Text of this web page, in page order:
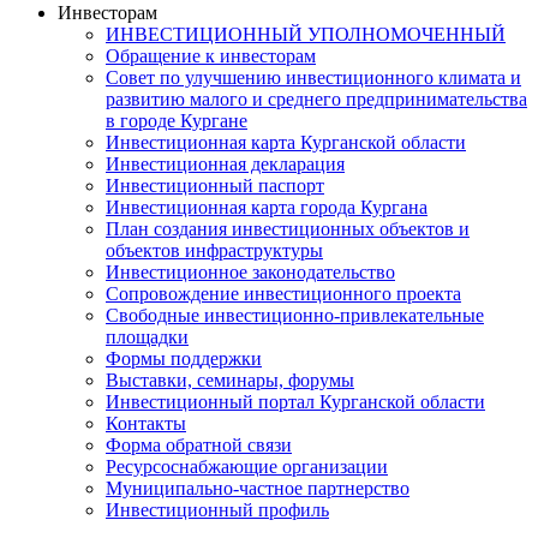
Инвесторам
ИНВЕСТИЦИОННЫЙ УПОЛНОМОЧЕННЫЙ
Обращение к инвесторам
Совет по улучшению инвестиционного климата и
развитию малого и среднего предпринимательства
в городе Кургане
Инвестиционная карта Курганской области
Инвестиционная декларация
Инвестиционный паспорт
Инвестиционная карта города Кургана
План создания инвестиционных объектов и
объектов инфраструктуры
Инвестиционное законодательство
Сопровождение инвестиционного проекта
Свободные инвестиционно-привлекательные
площадки
Формы поддержки
Выставки, семинары, форумы
Инвестиционный портал Курганской области
Контакты
Форма обратной связи
Ресурсоснабжающие организации
Муниципально-частное партнерство
Инвестиционный профиль